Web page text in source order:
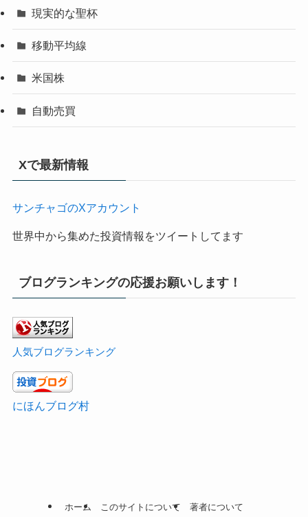
現実的な聖杯
移動平均線
米国株
自動売買
Xで最新情報
サンチャゴのXアカウント
世界中から集めた投資情報をツイートしてます
ブログランキングの応援お願いします！
人気ブログランキング
にほんブログ村
ホーム このサイトについて 著者について